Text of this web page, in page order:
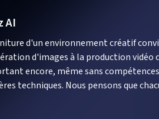
AI
d'un environnement créatif
d'images à la production vidéo
encore, même sans
techniques. Nous pensons que